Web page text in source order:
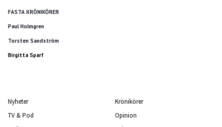
FASTA KRÖNIKÖRER
Paul Holmgren
Torsten Sandström
Birgitta Sparf
Nyheter
TV & Pod
Krönikörer
Opinion